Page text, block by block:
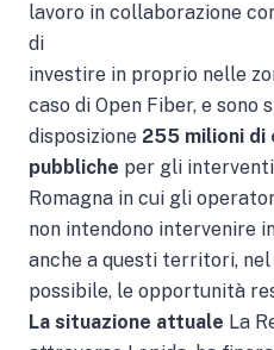
lavoro in collaborazione
di
investire in proprio nelle
caso di Open Fiber, e sono
disposizione 255 milioni di
pubbliche per gli interventi
Romagna in cui gli
non intendono intervenire
anche a questi territori,
possibile, le opportunità
La situazione attuale La